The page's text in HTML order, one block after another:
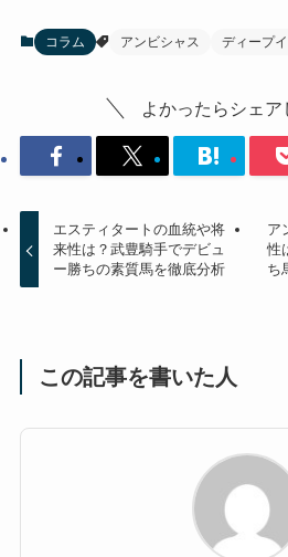
コラム アンビシャス ディープ
よかったらシェア
エスティタートの血統や将
来性は？武豊騎手でデビュ
ー勝ちの素質馬を徹底分析
ア
性
ち
この記事を書いた人